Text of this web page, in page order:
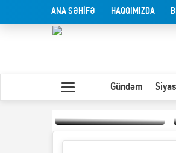
ANA SƏHİFƏ HAQQIMIZDA
Gündəm